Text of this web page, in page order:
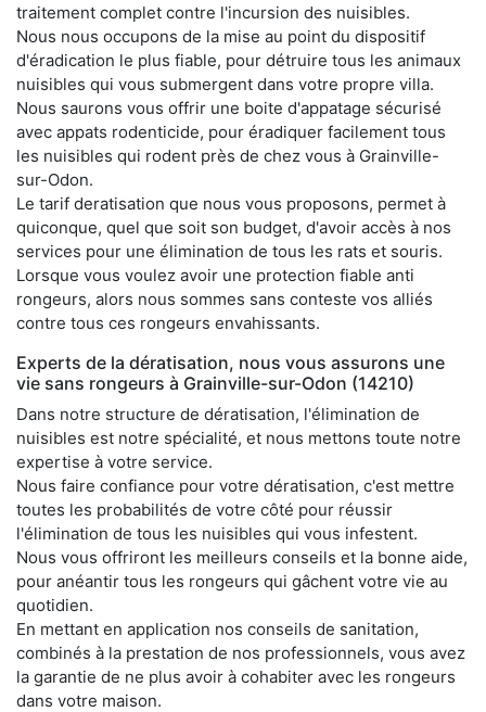
traitement complet contre l'incursion des nuisibles.
Nous nous occupons de la mise au point du dispositif
d'éradication le plus fiable, pour détruire tous les animaux
nuisibles qui vous submergent dans votre propre villa.
Nous saurons vous offrir une boite d'appatage sécurisé
avec appats rodenticide, pour éradiquer facilement tous
les nuisibles qui rodent près de chez vous à Grainville-
sur-Odon.
Le tarif deratisation que nous vous proposons, permet à
quiconque, quel que soit son budget, d'avoir accès à nos
services pour une élimination de tous les rats et souris.
Lorsque vous voulez avoir une protection fiable anti
rongeurs, alors nous sommes sans conteste vos alliés
contre tous ces rongeurs envahissants.
Experts de la dératisation, nous vous assurons une
vie sans rongeurs à Grainville-sur-Odon (14210)
Dans notre structure de dératisation, l'élimination de
nuisibles est notre spécialité, et nous mettons toute notre
expertise à votre service.
Nous faire confiance pour votre dératisation, c'est mettre
toutes les probabilités de votre côté pour réussir
l'élimination de tous les nuisibles qui vous infestent.
Nous vous offriront les meilleurs conseils et la bonne aide,
pour anéantir tous les rongeurs qui gâchent votre vie au
quotidien.
En mettant en application nos conseils de sanitation,
combinés à la prestation de nos professionnels, vous avez
la garantie de ne plus avoir à cohabiter avec les rongeurs
dans votre maison.